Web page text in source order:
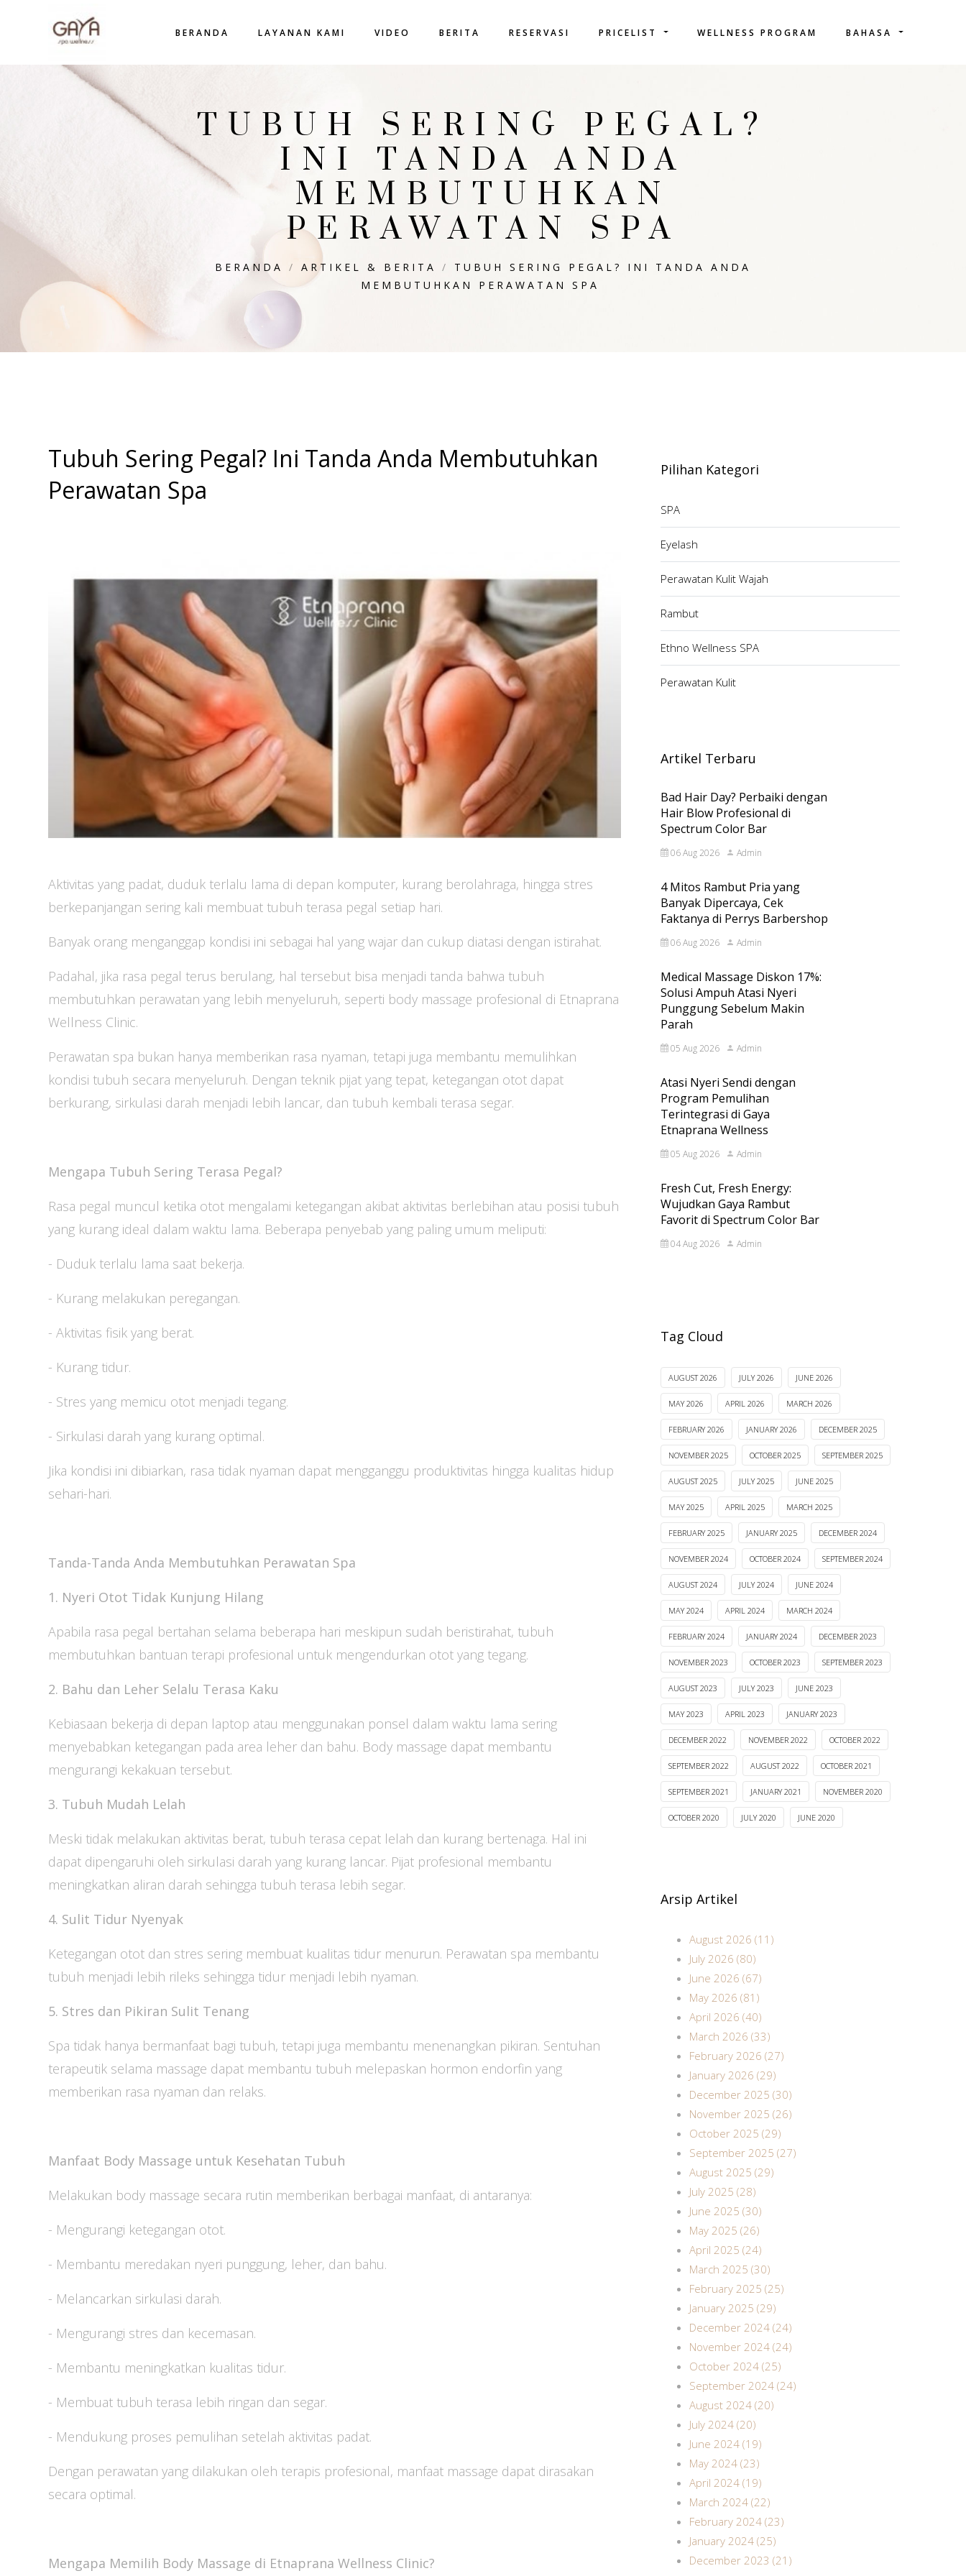
BERANDA LAYANAN KAMI VIDEO BERITA RESERVASI PRICELIST WELLNESS PROGRAM BAHASA
TUBUH SERING PEGAL?
INI TANDA ANDA
MEMBUTUHKAN
PERAWATAN SPA
BERANDA / ARTIKEL & BERITA / TUBUH SERING PEGAL? INI TANDA ANDA
MEMBUTUHKAN PERAWATAN SPA
Tubuh Sering Pegal? Ini Tanda Anda Membutuhkan
Perawatan Spa
Aktivitas yang padat, duduk terlalu lama di depan komputer, kurang berolahraga, hingga stres
berkepanjangan sering kali membuat tubuh terasa pegal setiap hari.
Banyak orang menganggap kondisi ini sebagai hal yang wajar dan cukup diatasi dengan istirahat.
Padahal, jika rasa pegal terus berulang, hal tersebut bisa menjadi tanda bahwa tubuh
membutuhkan perawatan yang lebih menyeluruh, seperti body massage profesional di Etnaprana
Wellness Clinic.
Perawatan spa bukan hanya memberikan rasa nyaman, tetapi juga membantu memulihkan
kondisi tubuh secara menyeluruh. Dengan teknik pijat yang tepat, ketegangan otot dapat
berkurang, sirkulasi darah menjadi lebih lancar, dan tubuh kembali terasa segar.
Mengapa Tubuh Sering Terasa Pegal?
Rasa pegal muncul ketika otot mengalami ketegangan akibat aktivitas berlebihan atau posisi tubuh
yang kurang ideal dalam waktu lama. Beberapa penyebab yang paling umum meliputi:
- Duduk terlalu lama saat bekerja.
- Kurang melakukan peregangan.
- Aktivitas fisik yang berat.
- Kurang tidur.
- Stres yang memicu otot menjadi tegang.
- Sirkulasi darah yang kurang optimal.
Jika kondisi ini dibiarkan, rasa tidak nyaman dapat mengganggu produktivitas hingga kualitas hidup
sehari-hari.
Tanda-Tanda Anda Membutuhkan Perawatan Spa
1. Nyeri Otot Tidak Kunjung Hilang
Apabila rasa pegal bertahan selama beberapa hari meskipun sudah beristirahat, tubuh
membutuhkan bantuan terapi profesional untuk mengendurkan otot yang tegang.
2. Bahu dan Leher Selalu Terasa Kaku
Kebiasaan bekerja di depan laptop atau menggunakan ponsel dalam waktu lama sering
menyebabkan ketegangan pada area leher dan bahu. Body massage dapat membantu
mengurangi kekakuan tersebut.
3. Tubuh Mudah Lelah
Meski tidak melakukan aktivitas berat, tubuh terasa cepat lelah dan kurang bertenaga. Hal ini
dapat dipengaruhi oleh sirkulasi darah yang kurang lancar. Pijat profesional membantu
meningkatkan aliran darah sehingga tubuh terasa lebih segar.
4. Sulit Tidur Nyenyak
Ketegangan otot dan stres sering membuat kualitas tidur menurun. Perawatan spa membantu
tubuh menjadi lebih rileks sehingga tidur menjadi lebih nyaman.
5. Stres dan Pikiran Sulit Tenang
Spa tidak hanya bermanfaat bagi tubuh, tetapi juga membantu menenangkan pikiran. Sentuhan
terapeutik selama massage dapat membantu tubuh melepaskan hormon endorfin yang
memberikan rasa nyaman dan relaks.
Manfaat Body Massage untuk Kesehatan Tubuh
Melakukan body massage secara rutin memberikan berbagai manfaat, di antaranya:
- Mengurangi ketegangan otot.
- Membantu meredakan nyeri punggung, leher, dan bahu.
- Melancarkan sirkulasi darah.
- Mengurangi stres dan kecemasan.
- Membantu meningkatkan kualitas tidur.
- Membuat tubuh terasa lebih ringan dan segar.
- Mendukung proses pemulihan setelah aktivitas padat.
Dengan perawatan yang dilakukan oleh terapis profesional, manfaat massage dapat dirasakan
secara optimal.
Mengapa Memilih Body Massage di Etnaprana Wellness Clinic?
Pilihan Kategori
SPA
Eyelash
Perawatan Kulit Wajah
Rambut
Ethno Wellness SPA
Perawatan Kulit
Artikel Terbaru
Bad Hair Day? Perbaiki dengan
Hair Blow Profesional di
Spectrum Color Bar
06 Aug 2026 Admin
4 Mitos Rambut Pria yang
Banyak Dipercaya, Cek
Faktanya di Perrys Barbershop
06 Aug 2026 Admin
Medical Massage Diskon 17%:
Solusi Ampuh Atasi Nyeri
Punggung Sebelum Makin
Parah
05 Aug 2026 Admin
Atasi Nyeri Sendi dengan
Program Pemulihan
Terintegrasi di Gaya
Etnaprana Wellness
05 Aug 2026 Admin
Fresh Cut, Fresh Energy:
Wujudkan Gaya Rambut
Favorit di Spectrum Color Bar
04 Aug 2026 Admin
Tag Cloud
AUGUST 2026 JULY 2026 JUNE 2026
MAY 2026 APRIL 2026 MARCH 2026
FEBRUARY 2026 JANUARY 2026 DECEMBER 2025
NOVEMBER 2025 OCTOBER 2025 SEPTEMBER 2025
AUGUST 2025 JULY 2025 JUNE 2025
MAY 2025 APRIL 2025 MARCH 2025
FEBRUARY 2025 JANUARY 2025 DECEMBER 2024
NOVEMBER 2024 OCTOBER 2024 SEPTEMBER 2024
AUGUST 2024 JULY 2024 JUNE 2024
MAY 2024 APRIL 2024 MARCH 2024
FEBRUARY 2024 JANUARY 2024 DECEMBER 2023
NOVEMBER 2023 OCTOBER 2023 SEPTEMBER 2023
AUGUST 2023 JULY 2023 JUNE 2023
MAY 2023 APRIL 2023 JANUARY 2023
DECEMBER 2022 NOVEMBER 2022 OCTOBER 2022
SEPTEMBER 2022 AUGUST 2022 OCTOBER 2021
SEPTEMBER 2021 JANUARY 2021 NOVEMBER 2020
OCTOBER 2020 JULY 2020 JUNE 2020
Arsip Artikel
August 2026 (11)
July 2026 (80)
June 2026 (67)
May 2026 (81)
April 2026 (40)
March 2026 (33)
February 2026 (27)
January 2026 (29)
December 2025 (30)
November 2025 (26)
October 2025 (29)
September 2025 (27)
August 2025 (29)
July 2025 (28)
June 2025 (30)
May 2025 (26)
April 2025 (24)
March 2025 (30)
February 2025 (25)
January 2025 (29)
December 2024 (24)
November 2024 (24)
October 2024 (25)
September 2024 (24)
August 2024 (20)
July 2024 (20)
June 2024 (19)
May 2024 (23)
April 2024 (19)
March 2024 (22)
February 2024 (23)
January 2024 (25)
December 2023 (21)